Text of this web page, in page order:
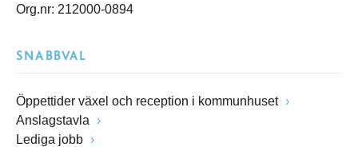
Org.nr: 212000-0894
SNABBVAL
Öppettider växel och reception i kommunhuset
Anslagstavla
Lediga jobb